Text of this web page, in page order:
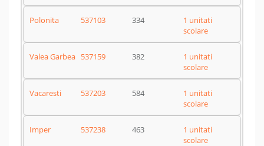
Polonita 537103 334
1 unitati
scolare
Valea Garbea 537159 382
1 unitati
scolare
Vacaresti 537203 584
1 unitati
scolare
Imper 537238 463
1 unitati
scolare